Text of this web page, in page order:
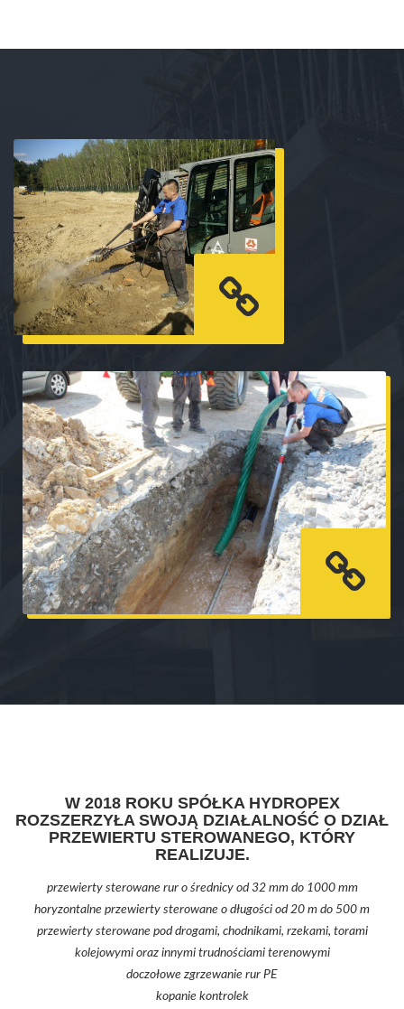
W 2018 ROKU SPÓŁKA HYDROPEX
ROZSZERZYŁA SWOJĄ DZIAŁALNOŚĆ O DZIAŁ
PRZEWIERTU STEROWANEGO, KTÓRY
REALIZUJE.
przewierty sterowane rur o średnicy od 32 mm do 1000 mm
horyzontalne przewierty sterowane o długości od 20 m do 500 m
przewierty sterowane pod drogami, chodnikami, rzekami, torami
kolejowymi oraz innymi trudnościami terenowymi
doczołowe zgrzewanie rur PE
kopanie kontrolek